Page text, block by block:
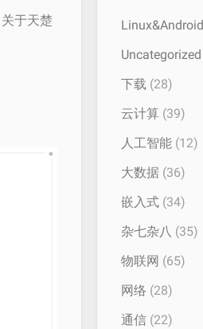
关于天楚
Linux&Android
Uncategorized
下载 (28)
云计算(39)
人工智能(12)
大数据(36)
嵌入式(34)
杂七杂八 (35)
物联网 (65)
网络 (28)
通信(22)